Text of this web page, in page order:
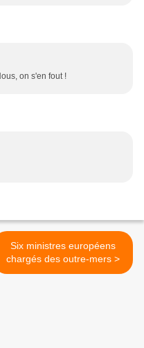
on s'en fout !
Six ministres européens
chargés des outre-mers >